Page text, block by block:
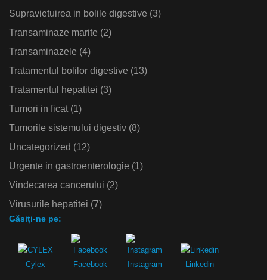
Supravietuirea in bolile digestive (3)
Transaminaze marite (2)
Transaminazele (4)
Tratamentul bolilor digestive (13)
Tratamentul hepatitei (3)
Tumori in ficat(1)
Tumorile sistemului digestiv (8)
Uncategorized (12)
Urgente in gastroenterologie (1)
Vindecarea cancerului (2)
Virusurile hepatitei (7)
Găsiți-ne pe:
Cylex Facebook Instagram Linkedin